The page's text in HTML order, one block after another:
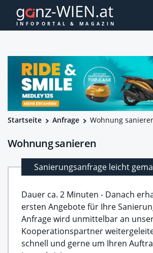
Startseite Anfrage Wohnung
Wohnung sanieren
Sanierungsanfrage leicht
Dauer ca. 2 Minuten - Danach
ersten Angebote für Ihre
Anfrage wird unmittelbar an
Kooperationspartner
schnell und gerne um Ihren